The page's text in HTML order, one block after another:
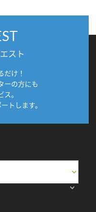
スト
だけ！
ーの方にも
。
トします。